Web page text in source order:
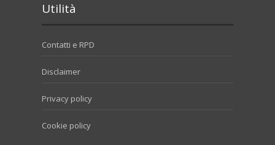
Utilità
Contatti e RPD
Disclaimer
Privacy policy
Cookie policy